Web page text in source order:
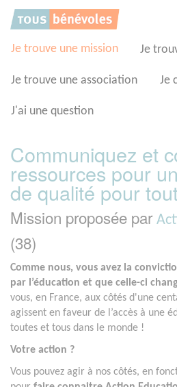
Je trouve une mission Je
Je trouve une association Je
J'ai une question
Communiquez et
ressources pour
de qualité pour
Mission proposée par
(38)
Comme nous, vous avez la
par l’éducation et que celle-ci
vous, en France, aux côtés d'une
agissent en faveur de l’accès à une
toutes et tous dans le monde !
Votre action ?
Vous pouvez agir à nos côtés, en
Panneau de gestion des cookies